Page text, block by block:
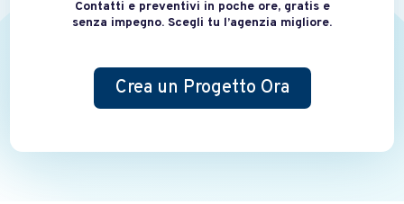
Contatti e preventivi in poche ore, gratis e
senza impegno. Scegli tu l’agenzia migliore.
Crea un Progetto Ora